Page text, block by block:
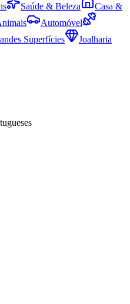
Saúde & Beleza
Casa &
Automóvel
Superfícies
Joalharia